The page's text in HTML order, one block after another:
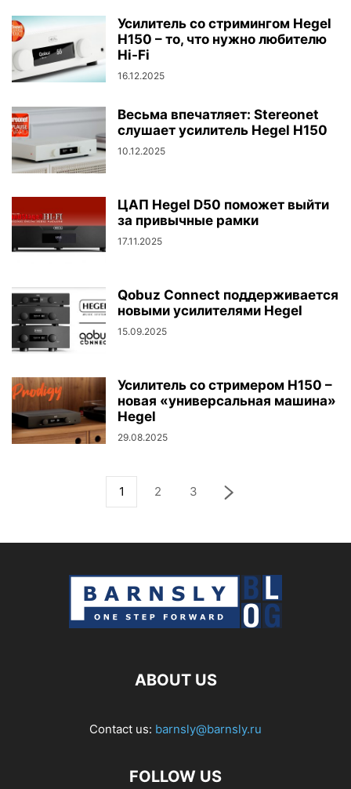
Усилитель со стримингом Hegel
H150 – то, что нужно любителю
Hi-Fi
16.12.2025
Весьма впечатляет: Stereonet
слушает усилитель Hegel H150
10.12.2025
ЦАП Hegel D50 поможет выйти
за привычные рамки
17.11.2025
Qobuz Connect поддерживается
новыми усилителями Hegel
15.09.2025
Усилитель со стримером H150 –
новая «универсальная машина»
Hegel
29.08.2025
1 2 3
ABOUT US
Contact us: barnsly@barnsly.ru
FOLLOW US